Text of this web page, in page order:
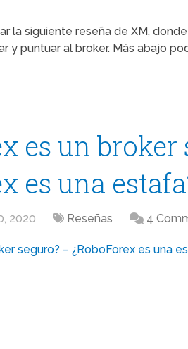
la siguiente reseña de XM,
y puntuar al broker. Más abajo
es un broker
es una
2020 Reseñas 4